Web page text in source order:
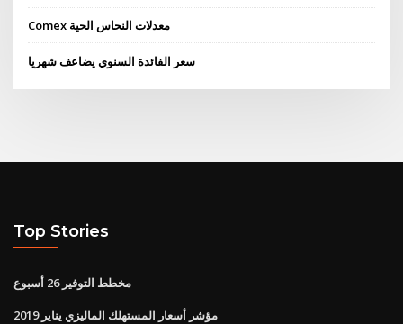
Comex معدلات النحاس الحية
سعر الفائدة السنوي يضاعف شهريا
Top Stories
مخطط التوفير 26 أسبوع
مؤشر أسعار المستهلك الماليزي يناير 2019